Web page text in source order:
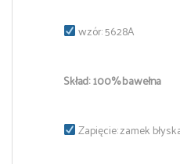
wzór: 5628A
Skład: 100% bawełna
Zapięcie: zamek